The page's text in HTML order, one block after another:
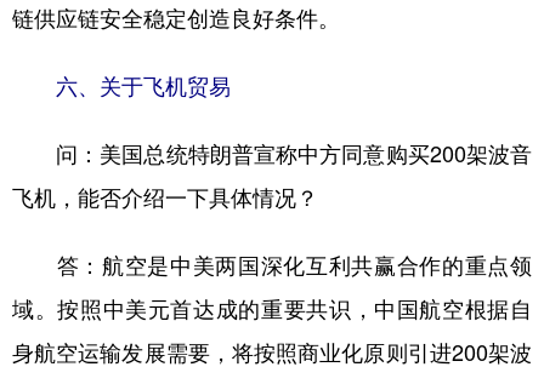
链供应链安全稳定创造良好条件。
六、关于飞机贸易
问：美国总统特朗普宣称中方同意购买200架波音
飞机，能否介绍一下具体情况？
答：航空是中美两国深化互利共赢合作的重点领
域。按照中美元首达成的重要共识，中国航空根据自
身航空运输发展需要，将按照商业化原则引进200架波